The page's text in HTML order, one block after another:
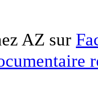
AZ sur